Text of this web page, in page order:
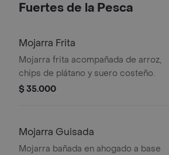
Fuertes de la Pesca
Mojarra Frita
Mojarra frita acompañada de arroz,
chips de plátano y suero costeño.
$ 35.000
Mojarra Guisada
Mojarra bañada en ahogado a base